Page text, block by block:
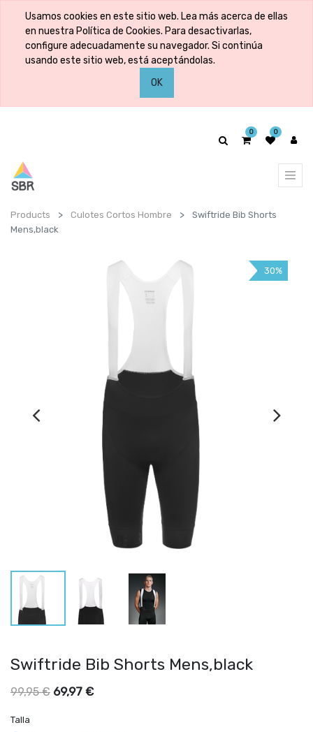
Usamos cookies en este sitio web. Lea más acerca de ellas
en nuestra Política de Cookies. Para desactivarlas,
configure adecuadamente su navegador. Si continúa
usando este sitio web, está aceptándolas.
OK
0 0
Products Culotes Cortos Hombre
Swiftride Bib Shorts
Mens,black
30%
Swiftride Bib Shorts Mens,black
99,95€ 69,97 €
Talla